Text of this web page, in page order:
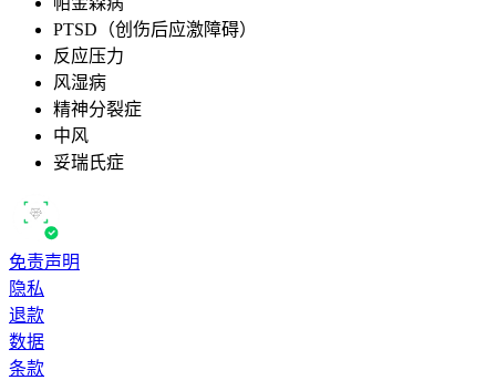
PTSD（创伤后应激障碍）
反应压力
风湿病
精神分裂症
中风
妥瑞氏症
免责声明
隐私
退款
数据
条款